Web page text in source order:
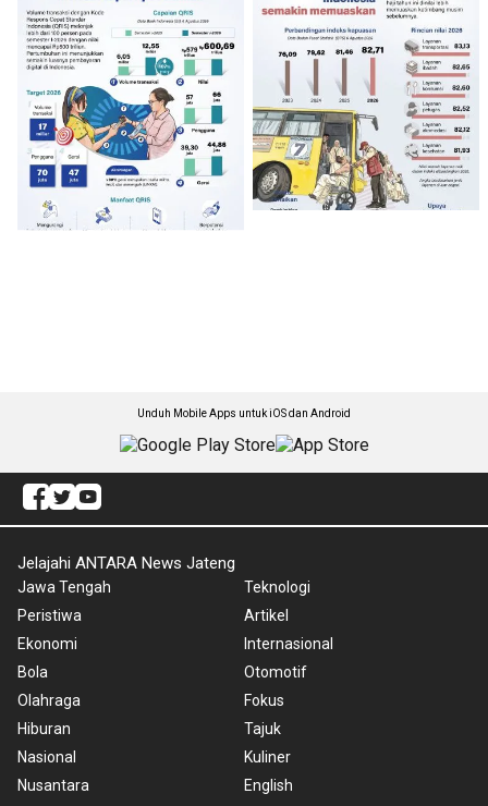
Unduh Mobile Apps untuk iOS dan Android
Jelajahi ANTARA News Jateng
Jawa Tengah
Peristiwa
Ekonomi
Bola
Olahraga
Hiburan
Nasional
Nusantara
Teknologi
Artikel
Internasional
Otomotif
Fokus
Tajuk
Kuliner
English